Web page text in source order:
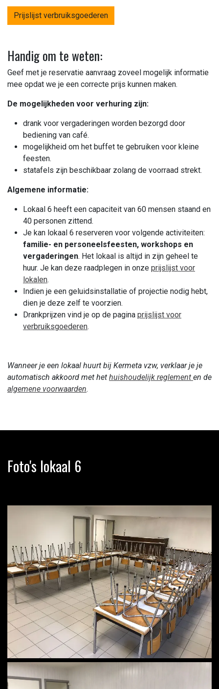
Prijslijst verbruiksgoederen
Handig om te weten:
Geef met je reservatie aanvraag zoveel mogelijk informatie
mee opdat we je een correcte prijs kunnen maken.
De mogelijkheden voor verhuring zijn:
drank voor vergaderingen worden bezorgd door
bediening van café.
mogelijkheid om het buffet te gebruiken voor kleine
feesten.
statafels zijn beschikbaar zolang de voorraad strekt.
Algemene informatie:
Lokaal 6 heeft een capaciteit van 60 mensen staand en
40 personen zittend.
Je kan lokaal 6 reserveren voor volgende activiteiten:
familie- en personeelsfeesten, workshops en
vergaderingen. Het lokaal is altijd in zijn geheel te
huur. Je kan deze raadplegen in onze prijslijst voor
lokalen.
Indien je een geluidsinstallatie of projectie nodig hebt,
dien je deze zelf te voorzien.
Drankprijzen vind je op de pagina prijslijst voor
verbruiksgoederen.
Wanneer je een lokaal huurt bij Kermeta vzw, verklaar je je
automatisch akkoord met het huishoudelijk reglement en de
algemene voorwaarden.
Foto's lokaal 6